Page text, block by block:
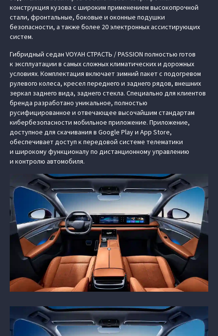
конструкция кузова с широким применением высокопрочной
стали, фронтальные, боковые и оконные подушки
безопасности, а также более 20 электронных ассистирующих
систем.
Гибридный седан VOYAH СТРАСТЬ / PASSION полностью готов
к эксплуатации в самых сложных климатических и дорожных
условиях. Комплектация включает зимний пакет с подогревом
рулевого колеса, кресел переднего и заднего рядов, внешних
зеркал заднего вида, заднего стекла. Специально для клиентов
бренда разработано уникальное, полностью
русифицированное и отвечающее высочайшим стандартам
кибербезопасности мобильное приложение. Приложение,
доступное для скачивания в Google Play и App Store,
обеспечивает доступ к передовой системе телематики
и широкому функционалу по дистанционному управлению
и контролю автомобиля.